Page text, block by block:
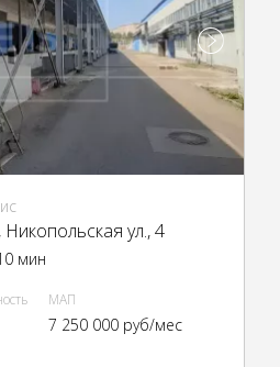
ул., 4
мин
МАП
7 250 000 руб/мес